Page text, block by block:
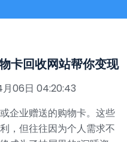
卡回收网站帮你变现
06日 04:20:43
企业赠送的购物卡。这些
，但往往因为个人需求不